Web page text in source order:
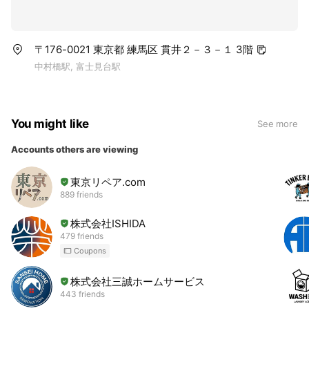
〒176-0021 東京都 練馬区 貫井２－３－１ 3階
中村橋駅, 富士見台駅
You might like See more
Accounts others are viewing
東京リペア.com
889 friends
株式会社ISHIDA
479 friends
Coupons
株式会社三誠ホームサービス
443 friends